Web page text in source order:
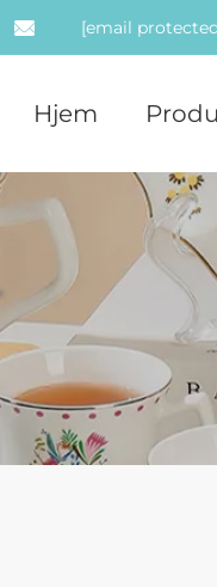
[email
Hjem